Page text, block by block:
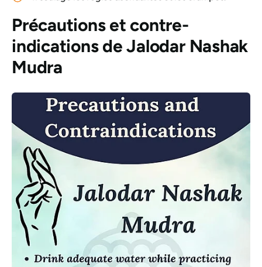
Précautions et contre-
indications deJalodar Nashak
Mudra